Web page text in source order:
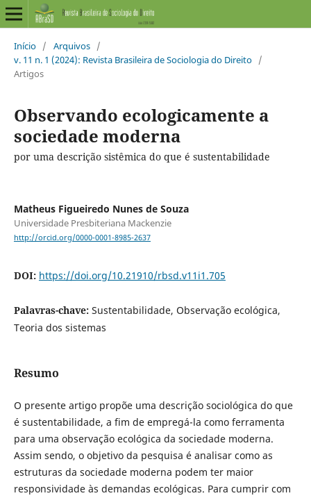
Início / Arquivos /
v. 11 n. 1 (2024): Revista Brasileira de Sociologia do Direito /
Artigos
Observando ecologicamente a
sociedade moderna
por uma descrição sistêmica do que é sustentabilidade
Matheus Figueiredo Nunes de Souza
Universidade Presbiteriana Mackenzie
http://orcid.org/0000-0001-8985-2637
DOI: https://doi.org/10.21910/rbsd.v11i1.705
Palavras-chave: Sustentabilidade, Observação ecológica,
Teoria dos sistemas
Resumo
O presente artigo propõe uma descrição sociológica do que
é sustentabilidade, a fim de empregá-la como ferramenta
para uma observação ecológica da sociedade moderna.
Assim sendo, o objetivo da pesquisa é analisar como as
estruturas da sociedade moderna podem ter maior
responsividade às demandas ecológicas. Para cumprir com